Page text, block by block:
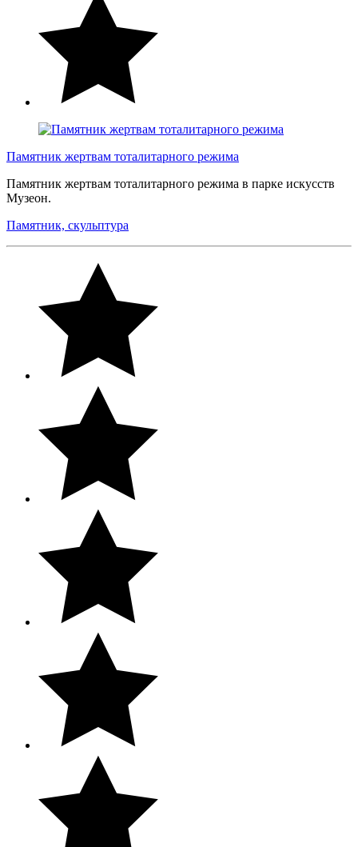
Памятник жертвам тоталитарного режима
Памятник жертвам тоталитарного режима в парке искусств
Музеон.
Памятник, скульптура